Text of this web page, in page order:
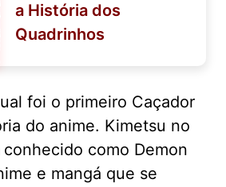
a História dos
Quadrinhos
foi o primeiro Caçador
do anime. Kimetsu no
como Demon
e mangá que se